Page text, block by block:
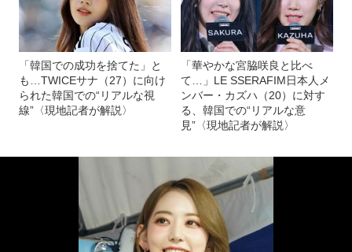
「韓国での成功を捨てた」と
も…TWICEサナ（27）に向け
られた韓国での“リアルな視
線”〈現地記者が解説〉
「華やかな宮脇咲良と比べ
て…」LE SSERAFIM日本人メ
ンバー・カズハ（20）に対す
る、韓国での“リアルな意
見”〈現地記者が解説〉